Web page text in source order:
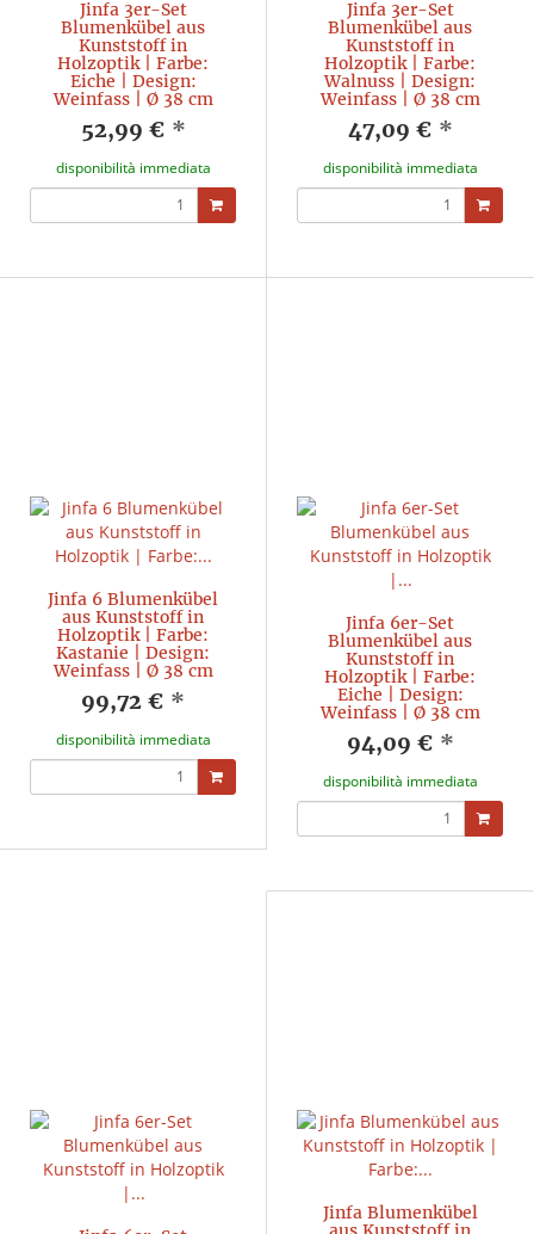
Jinfa 3er-Set
Blumenkübel aus
Kunststoff in
Holzoptik | Farbe:
Eiche | Design:
Weinfass | Ø 38 cm
52,99 € *
disponibilità immediata
Jinfa 3er-Set
Blumenkübel aus
Kunststoff in
Holzoptik | Farbe:
Walnuss | Design:
Weinfass | Ø 38 cm
47,09 € *
disponibilità immediata
Jinfa 6 Blumenkübel
aus Kunststoff in
Holzoptik | Farbe:
Kastanie | Design:
Weinfass | Ø 38 cm
99,72 € *
disponibilità immediata
Jinfa 6er-Set
Blumenkübel aus
Kunststoff in
Holzoptik | Farbe:
Eiche | Design:
Weinfass | Ø 38 cm
94,09 € *
disponibilità immediata
Jinfa Blumenkübel